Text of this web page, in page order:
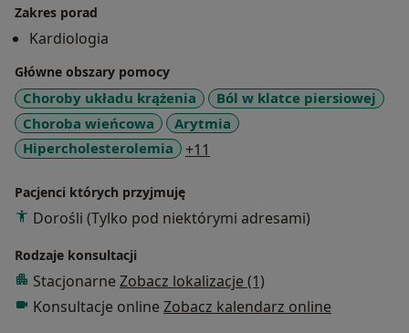
Należę również do Sekcji Rytmu Serca Polskiego
Towarzystwa Kardiologicznego, biorąc aktywny udział
w organizowanych najnowszych szkoleniach i
konferencjach.
W poradni kardiologicznej konsultuję pacjentów
dorosłych z chorobami układu krążenia, wykonuję
badanie echokardiograficzne ( USG serca), opisuję
ciśnieniowy.
Ponadto kwalifikuję pacjentów do koronarografii,
W ramach pracy w szpitalu, w oddziale kardiologii
wszczepiam stymulatory serca.
Zakres porad
Kardiologia
Główne obszary pomocy
Choroby układu krążenia
Ból w klatce piersiowej
Choroba wieńcowa
Arytmia
Hipercholesterolemia
+11
Pacjenci których przyjmuję
Dorośli (Tylko pod niektórymi adresami)
Rodzaje konsultacji
Stacjonarne Zobacz lokalizacje (1)
Konsultacje online Zobacz kalendarz online